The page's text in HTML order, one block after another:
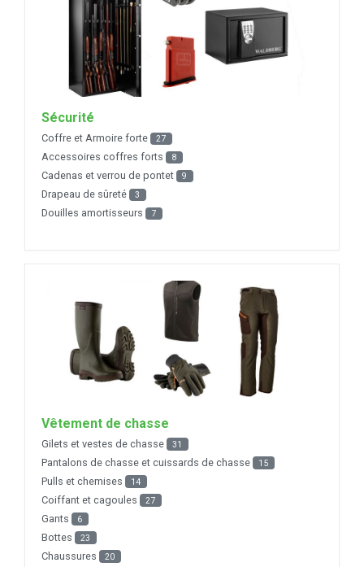
Sécurité
Coffre et Armoire forte 27
Accessoires coffres forts 8
Cadenas et verrou de pontet 9
Drapeau de sûreté 3
Douilles amortisseurs 7
Vêtement de chasse
Gilets et vestes de chasse 31
Pantalons de chasse et cuissards de chasse 15
Pulls et chemises 14
Coiffant et cagoules 27
Gants 6
Bottes 23
Chaussures 20